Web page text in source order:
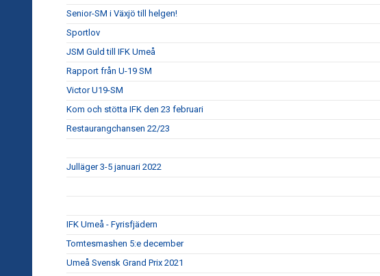
Senior-SM i Växjö till helgen!
Sportlov
JSM Guld till IFK Umeå
Rapport från U-19 SM
Victor U19-SM
Kom och stötta IFK den 23 februari
Restaurangchansen 22/23
Julläger 3-5 januari 2022
IFK Umeå - Fyrisfjädern
Tomtesmashen 5:e december
Umeå Svensk Grand Prix 2021